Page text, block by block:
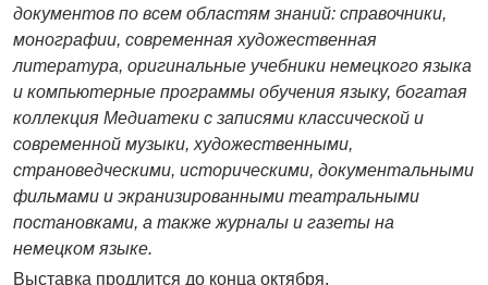
документов по всем областям знаний: справочники,
монографии, современная художественная
литература, оригинальные учебники немецкого языка
и компьютерные программы обучения языку, богатая
коллекция Медиатеки с записями классической и
современной музыки, художественными,
страноведческими, историческими, документальными
фильмами и экранизированными театральными
постановками, а также журналы и газеты на
немецком языке.
Выставка продлится до конца октября.